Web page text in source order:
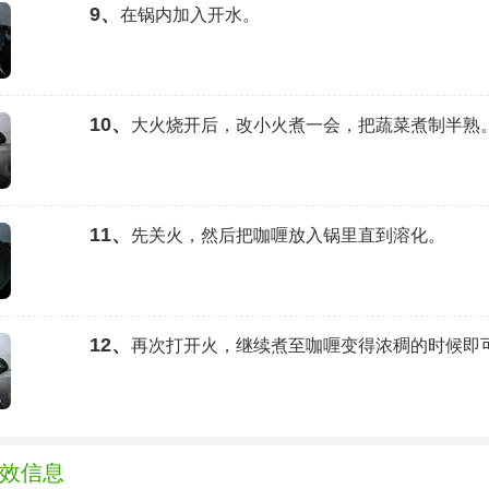
9、 在锅内加入开水。
10、 大火烧开后，改小火煮一会，把蔬菜煮制半熟
11、 先关火，然后把咖喱放入锅里直到溶化。
12、 再次打开火，继续煮至咖喱变得浓稠的时候即
信息